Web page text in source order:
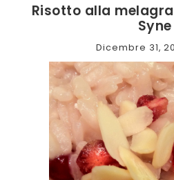
Risotto alla
Syne
Dicembre 31,